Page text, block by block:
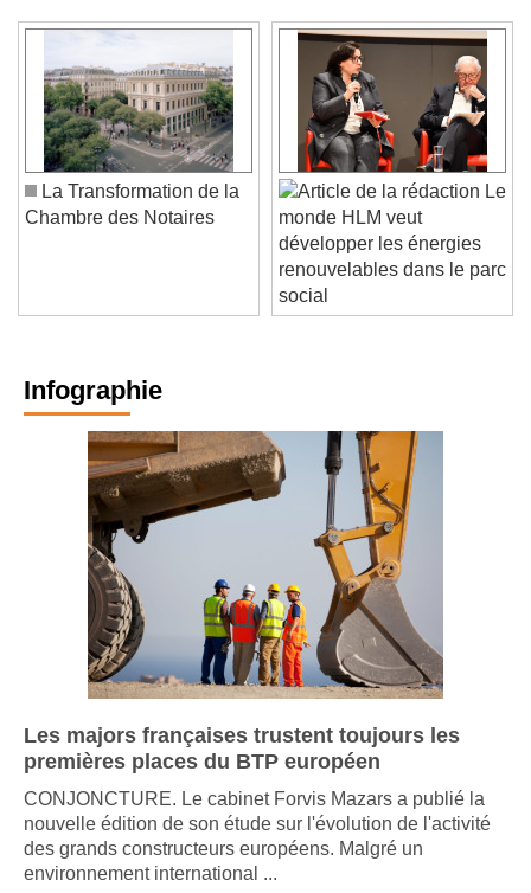
La Transformation de la
Chambre des Notaires
Le
monde HLM veut
développer les énergies
renouvelables dans le parc
social
Infographie
Les majors françaises trustent toujours les
premières places du BTP européen
CONJONCTURE. Le cabinet Forvis Mazars a publié la
nouvelle édition de son étude sur l'évolution de l'activité
des grands constructeurs européens. Malgré un
environnement international ...